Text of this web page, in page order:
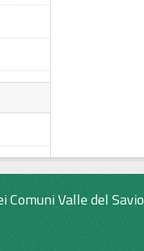
Comuni Valle del Savio